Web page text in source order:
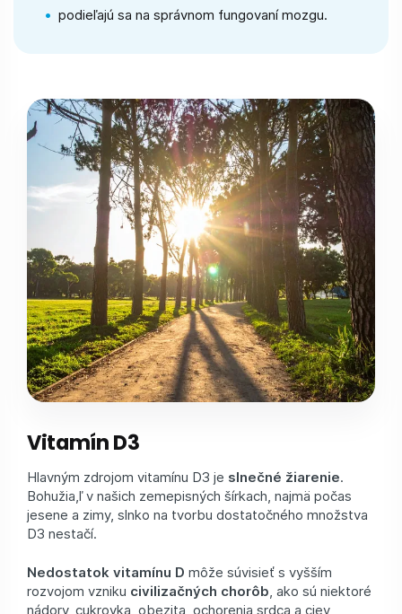
podieľajú sa na správnom fungovaní mozgu.
Vitamín D3
Hlavným zdrojom vitamínu D3 je slnečné žiarenie.
Bohužia,ľ v našich zemepisných šírkach, najmä počas
jesene a zimy, slnko na tvorbu dostatočného množstva
D3 nestačí.
Nedostatok vitamínu D môže súvisieť s vyšším
rozvojom vzniku civilizačných chorôb, ako sú niektoré
nádory, cukrovka, obezita, ochorenia srdca a ciev,